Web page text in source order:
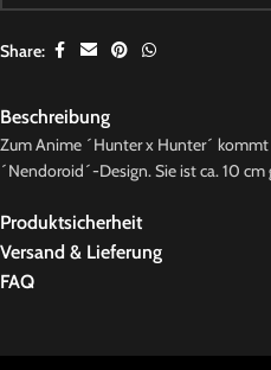
Share:
Beschreibung
Zum Anime ´Hunter x Hunter´
´Nendoroid´-Design. Sie ist ca. 10
Produktsicherheit
Versand & Lieferung
FAQ